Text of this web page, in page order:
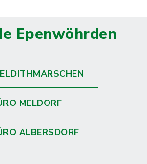
Epenwöhrden
MELDORF
ALBERSDORF